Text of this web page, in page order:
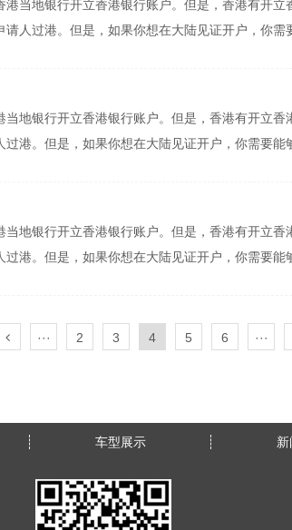
当地银行开立香港银行账户。但是，香港有开
人过港。但是，如果你想在大陆见证开户，你
地银行开立香港银行账户。但是，香港有开立
港。但是，如果你想在大陆见证开户，你需要
地银行开立香港银行账户。但是，香港有开立
港。但是，如果你想在大陆见证开户，你需要
··· 2 3 4 5 6 ···
车型展示